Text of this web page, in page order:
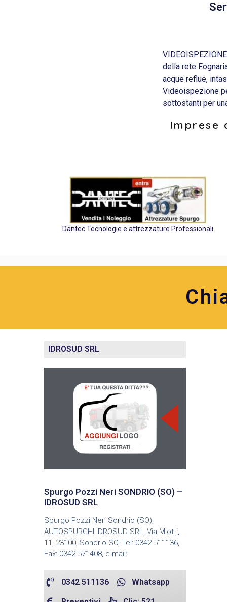
della rete
acque reflue,
Videoispezione
sottostanti per
Imprese
Dantec Tecnologie e attrezzature Professionali
IDROSUD SRL
Spurgo Pozzi Neri SONDRIO (SO) –
IDROSUD SRL
Spurgo Pozzi Neri Sondrio (SO),
AUTOSPURGHI IDROSUD SRL, Via Miotti,
11, 23100, Sondrio SO, Tel: 0342 511136,
Fax: 0342 571408, e-mail:
0342 511136 Whatsapp